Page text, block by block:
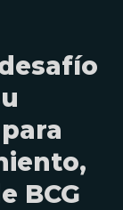
BCG